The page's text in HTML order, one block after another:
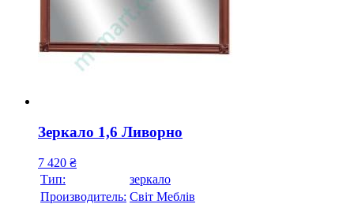
Зеркало 1,6 Ливорно
7 420 ₴
Тип:
зеркало
Производитель: Свiт Меблiв